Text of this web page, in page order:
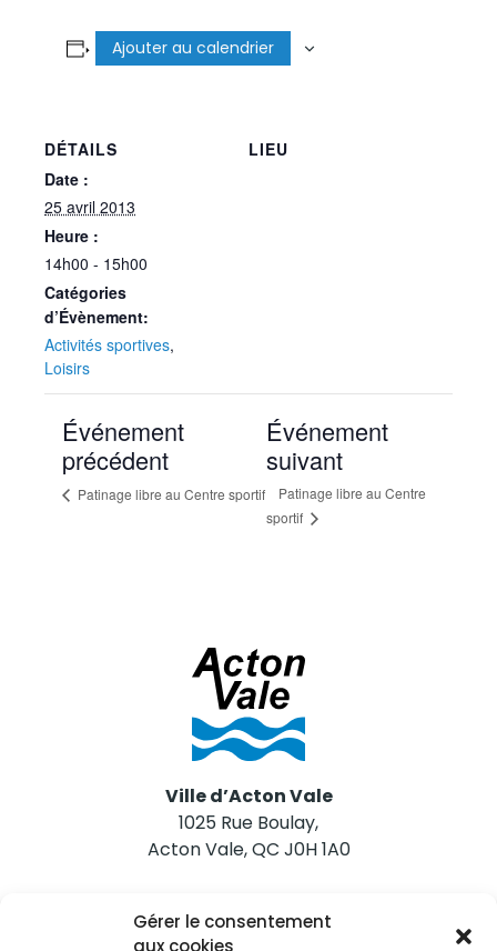
Gérer le consentement
aux cookies
Ajouter au calendrier
DÉTAILS
Date :
25 avril 2013
Heure :
14h00 - 15h00
Catégories
d’Évènement:
Activités sportives,
Loisirs
LIEU
Événement
précédent
Patinage libre au Centre sportif
Événement
suivant
Patinage libre au Centre
sportif
Ville d’Acton Vale
1025 Rue Boulay,
Acton Vale, QC J0H 1A0
Nous joindre
Tél. 450 546-2703